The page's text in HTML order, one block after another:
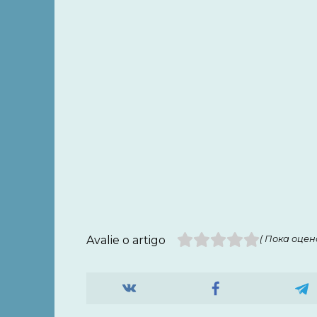
Avalie o artigo ( Пока